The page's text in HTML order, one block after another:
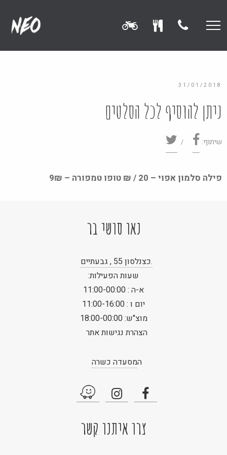
31/01/2018
ניתן להוסיף לכל הסלטים
שיתוף:
פילה סלמון אפוי – 20 / ₪ טופו טמפורה – 9₪
נאו סושי בר
.כצנלסון 55 , גבעתיים
שעות הפעילות:
א-ה : 11:00-00:00
יום ו : 11:00-16:00
מוצ"ש: 18:00-00:00
הצהרת נגישות אתר
המסעדה כשרה
צרו איתנו קשר